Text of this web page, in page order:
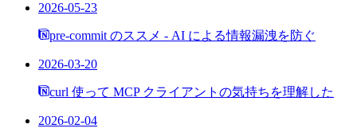
2026-05-23
pre-commit のススメ - AI による情報漏洩を防ぐ
2026-03-20
curl 使って MCP クライアントの気持ちを理解した
2026-02-04